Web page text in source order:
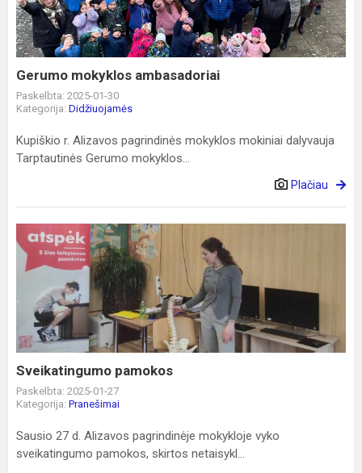
Gerumo mokyklos ambasadoriai
Paskelbta: 2025-01-30
Kategorija: Didžiuojamės
Kupiškio r. Alizavos pagrindinės mokyklos mokiniai dalyvauja
Tarptautinės Gerumo mokyklos...
Plačiau
Sveikatingumo
pamokos
Sveikatingumo pamokos
Paskelbta: 2025-01-27
Kategorija: Pranešimai
Sausio 27 d. Alizavos pagrindinėje mokykloje vyko
sveikatingumo pamokos, skirtos netaisykl...